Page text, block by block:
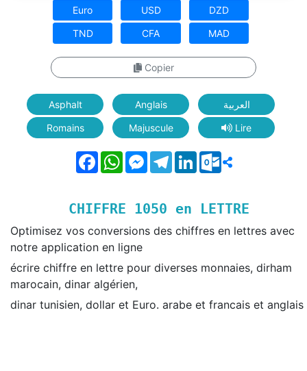
Euro USD
DZD
TND
CFA MAD
Copier
Asphalt Anglais
العربية
Romains
Majuscule Lire
FacebookWhatsAppMessenger
Telegram
LinkedInOutlook.com
CHIFFRE 1050 en LETTRE
Optimisez vos conversions des chiffres en lettres avec
notre application en ligne
écrire chiffre en lettre pour diverses monnaies, dirham
marocain, dinar algérien,
dinar tunisien, dollar et Euro. arabe et francais et anglais